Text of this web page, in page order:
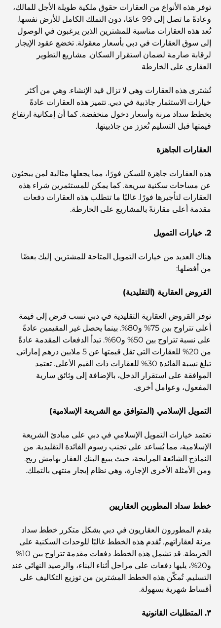
المطاعم الإيطالية في وسط مدينة دبي: تذوق إيطاليا في قلب
المدينة
أفضل 7 نوادي رياضية في دبي هيلز: اللياقة البدنية في أبهى
صورها
الدليل الأمثل لمطاعم الطعام الفاخر في نخلة جميرا
اكتشف أفضل وجبة إفطار في منطقة الخليج التجاري، دبي
أغلى سيارة لامبورغيني على الإطلاق: قائمة هواة الجمع
أغلى مدارس جيمس في دبي: دليل شامل للآباء
أفضل المدارس القريبة من داماك هيلز 2: دليل للعائلات
اكتشف ممشى نخلة جميرا: جولة بين الفخامة والإطلالات الخلابة
أفضل المناطق للسكن في دبي مع العائلة: اكتشف أفضل
الخيارات
فنادق الخمس نجوم في دبي: فخامة لا مثيل لها لكل مسافر
أشياء يمكنك القيام بها في وسط مدينة دبي: دليلك الشامل
أفضل أماكن الإفطار في دبي: أفضل 7 أماكن لا تُضاهى لتجربة
المقاهي في منطقة الخليج التجاري: مزيج مثالي من القهوة
مطاعم دبي الحائزة على نجمة ميشلان: جولة مغامرة لعشاق
الطعام
استكشاف مطاعم جميرا جولف إستيتس: دليل الطهي
Dubai Horse Racing: Where Tradition Meets
توفر هذه الأنواع من العقارات حقوق ملكية طويلة الأجل للمالك،
وعادةً ما تصل إلى 99 عامًا، دون التملك الكامل للأرض نفسها.
تُعد هذه العقارات مناسبة للمشترين الذين يرغبون في الوصول
إلى سوق العقارات في دبي بأسعار معقولة. تخضع عقود الإيجار
لرقابة صارمة لضمان استقرار السكان. مشاريع التطوير
العقاري على الخارطة
تُشترى هذه العقارات وهي لا تزال قيد الإنشاء. وهي من أكثر
خيارات الاستثمار جاذبية في دبي. تتميز هذه العقارات عادةً
بخطط سداد مرنة وأسعار دخول منخفضة. كما أن إمكانية ارتفاع
قيمتها قبل التسليم تُعزز من جاذبيتها.
العقارات الجاهزة
هذه العقارات جاهزة للسكن فورًا، مما يجعلها مثالية لمن يبحثون
عن مساحات سكنية سريعة. كما يمكن للمستثمرين شراء هذه
العقارات لتأجيرها فورًا. غالبًا ما تتطلب هذه العقارات دفعات
مقدمة أعلى مقارنةً بالمشاريع على الخارطة.
2. خيارات التمويل
هناك العديد من خيارات التمويل المتاحة للمشترين. إليك بعضًا
من أفضلها:
القروض العقارية (التقليدية)
توفر القروض العقارية التقليدية في دبي نسب قرض إلى قيمة
أعلى تتراوح بين 75% و80%. بينما يحصل غير المقيمين عادةً
على نسبة تتراوح بين 50% و60%. تبدأ الدفعات المقدمة عادةً
من 20% للعقارات التي تقل قيمتها عن 5 ملايين درهم إماراتي.
تبلغ نسبة الفائدة 30% للعقارات ذات القيم الأعلى. تعتمد
الموافقة على استقرار الدخل، بالإضافة إلى وثائق سارية
المفعول، وعوامل أخرى.
التمويل الإسلامي (المتوافق مع الشريعة الإسلامية)
تعتمد خيارات التمويل الإسلامي في دبي على مبادئ الشريعة
الإسلامية، مما يُساعد على تجنب رسوم الفائدة التقليدية. من
النماذج الشائعة المرابحة، حيث يبيع البنك العقار بهامش ربح.
ومن الأمثلة الأخرى الإجارة، وهي نظام إيجار منتهي بالتملك.
خطط سداد المطورين العقاريين
يقدم المطورون العقاريون في دبي بشكل متكرر خطط سداد
مرنة لعقاراتهم. تُقدم هذه الخطط غالبًا للوحدات السكنية على
الخريطة. قد تشمل هذه الخطط دفعات مقدمة تتراوح بين 10%
و20%، يليها دفعات على مراحل أثناء البناء، والرصيد النهائي عند
التسليم. تُمكّن هذه الخطط المشترين من توزيع التكاليف على
أقساط شهرية بسهولة.
٣. المتطلبات القانونية